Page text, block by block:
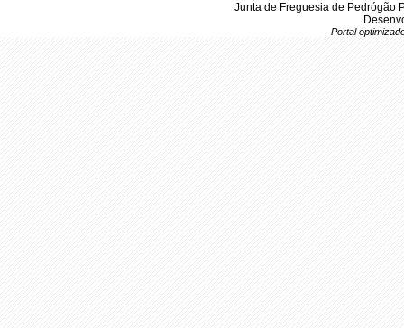
Junta de Freguesia de Pedrógão
Portal